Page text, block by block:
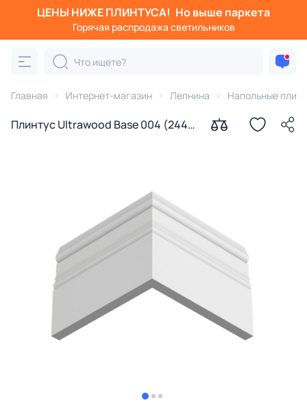
ЦЕНЫ НИЖЕ ПЛИНТУСА! Но выше паркета
Горячая распродажа светильников
Главная Интернет-магазин Лепнина Напольные
Плинтус Ultrawood Base 004 (2440